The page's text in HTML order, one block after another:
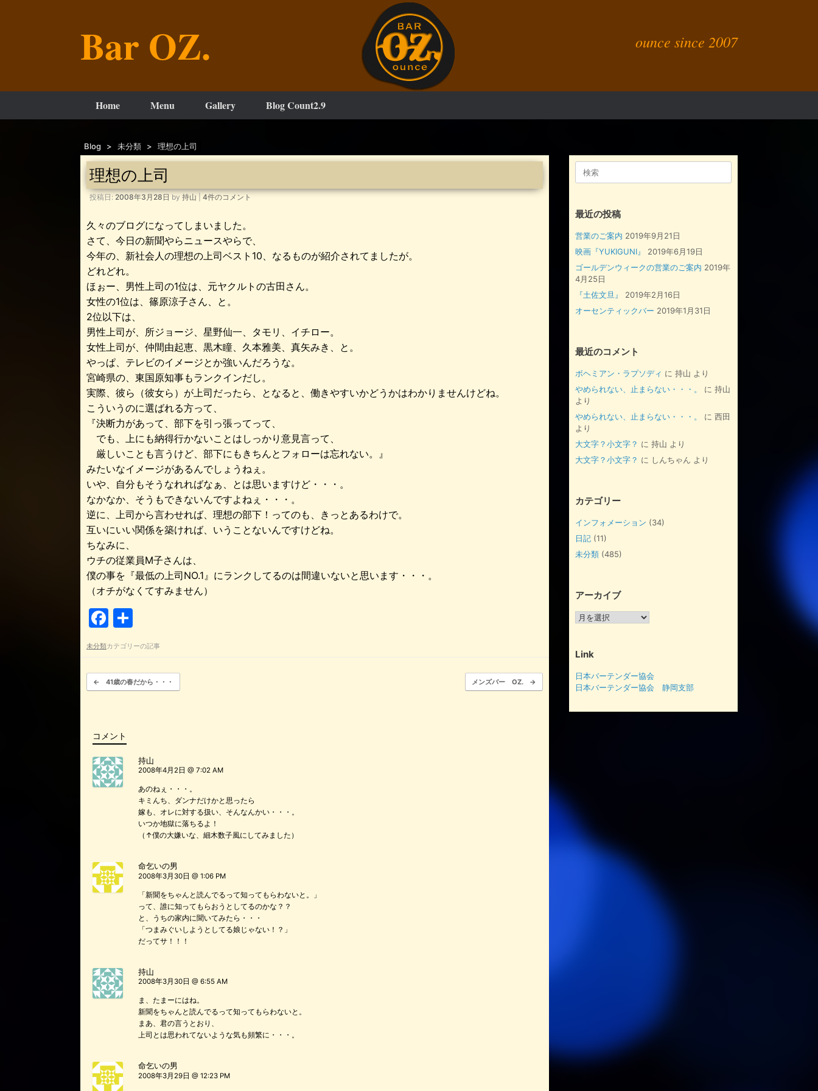
Bar OZ. ounce since 2007
Home Menu Gallery Blog Count2.9
Blog > 未分類 > 理想の上司
理想の上司
投稿日: 2008年3月28日 by 持山 4件のコメント
久々のブログになってしまいました。
さて、今日の新聞やらニュースやらで、
今年の、新社会人の理想の上司ベスト10、なるものが紹介されてましたが。
どれどれ。
ほぉー、男性上司の1位は、元ヤクルトの古田さん。
女性の1位は、篠原涼子さん、と。
2位以下は、
男性上司が、所ジョージ、星野仙一、タモリ、イチロー。
女性上司が、仲間由起恵、黒木瞳、久本雅美、真矢みき、と。
やっぱ、テレビのイメージとか強いんだろうな。
宮崎県の、東国原知事もランクインだし。
実際、彼ら（彼女ら）が上司だったら、となると、働きやすいかどうかはわかりませんけどね。
こういうのに選ばれる方って、
『決断力があって、部下を引っ張ってって、
でも、上にも納得行かないことはしっかり意見言って、
厳しいことも言うけど、部下にもきちんとフォローは忘れない。』
みたいなイメージがあるんでしょうねぇ。
いや、自分もそうなれればなぁ、とは思いますけど・・・。
なかなか、そうもできないんですよねぇ・・・。
逆に、上司から言わせれば、理想の部下！ってのも、きっとあるわけで。
互いにいい関係を築ければ、いうことないんですけどね。
ちなみに、
ウチの従業員M子さんは、
僕の事を『最低の上司NO.1』にランクしてるのは間違いないと思います・・・。
（オチがなくてすみません）
F
a
c
e
b
o
k
有
未分類カテゴリーの記事
投稿ナビゲーション
← 41歳の春だから・・・ メンズバー OZ. →
コメント
持山
2008年4月2日 @ 7:02 AM
あのねぇ・・・。
キミんち、ダンナだけかと思ったら
嫁も、オレに対する扱い、そんなんかい・・・。
いつか地獄に落ちるよ！
（↑僕の大嫌いな、細木数子風にしてみました）
命乞いの男
2008年3月30日 @ 1:06 PM
「新聞をちゃんと読んでるって知ってもらわないと。」
って、誰に知ってもらおうとしてるのかな？？
と、うちの家内に聞いてみたら・・・
「つまみぐいしようとしてる娘じゃない！？」
だってサ！！！
持山
2008年3月30日 @ 6:55 AM
ま、たまーにはね。
新聞をちゃんと読んでるって知ってもらわないと。
まあ、君の言うとおり、
上司とは思われてないような気も頻繁に・・・。
命乞いの男
2008年3月29日 @ 12:23 PM
最近の投稿
営業のご案内 2019年9月21日
映画『YUKIGUNI』
2019年6月19日
ゴールデンウィークの営業のご案内 2019年
4月25日
『土佐文旦』
2019年2月16日
オーセンティックバー 2019年1月31日
最近のコメント
ボヘミアン・ラプソディ に持山 より
やめられない、止まらない・・・。
に持山
より
やめられない、止まらない・・・。
に西田
より
大文字？小文字？ に持山 より
大文字？小文字？ に しんちゃん より
カテゴリー
インフォメーション (34)
日記 (11)
未分類 (485)
アーカイブ
ア
イ
Link
日本バーテンダー協会
日本バーテンダー協会 静岡支部